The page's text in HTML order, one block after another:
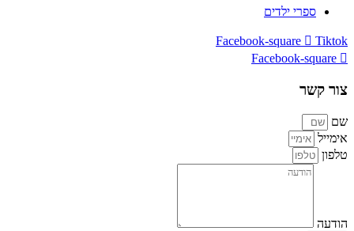
ספרי ילדים
Facebook-square
Tiktok
Facebook-square
צור קשר
שם
אימייל
טלפון
הודעה